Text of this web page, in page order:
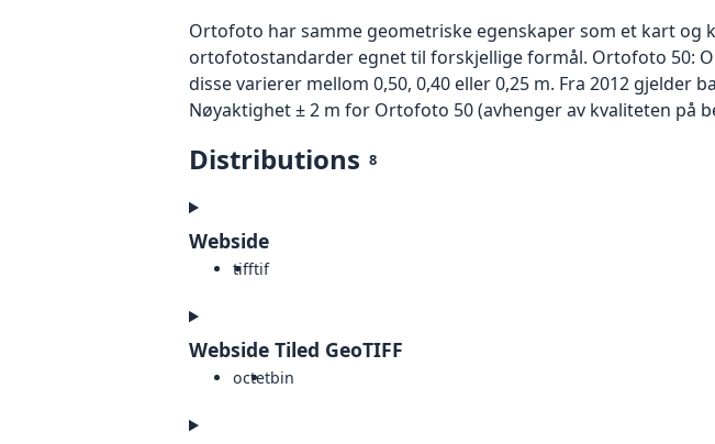
Ortofoto har samme geometriske egenskaper som et kart
ortofotostandarder egnet til forskjellige formål. Ortofoto 50:
disse varierer mellom 0,50, 0,40 eller 0,25 m. Fra 2012
Nøyaktighet ± 2 m for Ortofoto 50 (avhenger av kvaliteten på
Distributions 8
Webside
tifftif
Webside Tiled GeoTIFF
octetbin